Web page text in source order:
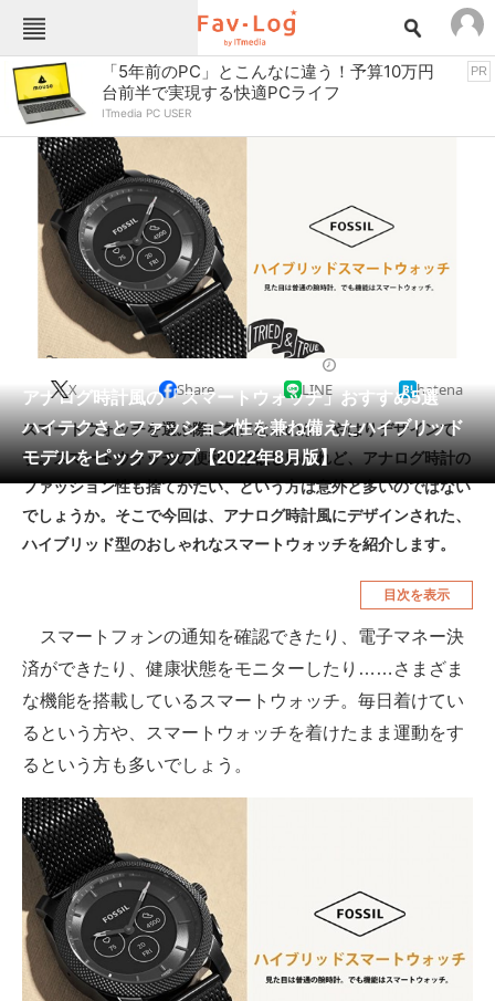
Fav-Logカテゴリー一覧
TOP アウトドア用品
インテリア・収納 おもちゃ・ホビー
カメラ
キッチン用品
コンテンツ・サービス スイーツ・お菓子
スポーツ・レジャー
パソコン・タブレット ファッション
ペット 家電
工具・DIY 本・DVD・CD
生活家電 生活用品
空調・季節家電 美容・コスメ
メディア
ITの今と未来を見通す
スマホと通信の最新トレンド
進化するPCとデバイスの未来
好きが集まる 比べて選べる
ビジネスと働き方のヒント
「5年前のPC」とこんなに違う！予算10万円
台前半で実現する快適PCライフ
ITmedia PC USER
PR
アナログ時計風の「スマートウォッチ」おすすめ5選
ハイテクさとファッション性を兼ね備えたハイブリッド
モデルをピックアップ【2022年8月版】
X Share LINE hatena
スマートウォッチを選ぶ際に気になるのが、やはりデザインで
す。スマートウォッチの便利さは欲しいけれど、アナログ時計の
ファッション性も捨てがたい、という方は意外と多いのではない
でしょうか。そこで今回は、アナログ時計風にデザインされた、
ハイブリッド型のおしゃれなスマートウォッチを紹介します。
目次を表示
スマートフォンの通知を確認できたり、電子マネー決
済ができたり、健康状態をモニターしたり……さまざま
な機能を搭載しているスマートウォッチ。毎日着けてい
るという方や、スマートウォッチを着けたまま運動をす
るという方も多いでしょう。